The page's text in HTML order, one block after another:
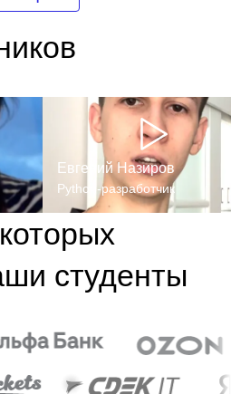
Евгений Назиров
Python-разработчик
студенты